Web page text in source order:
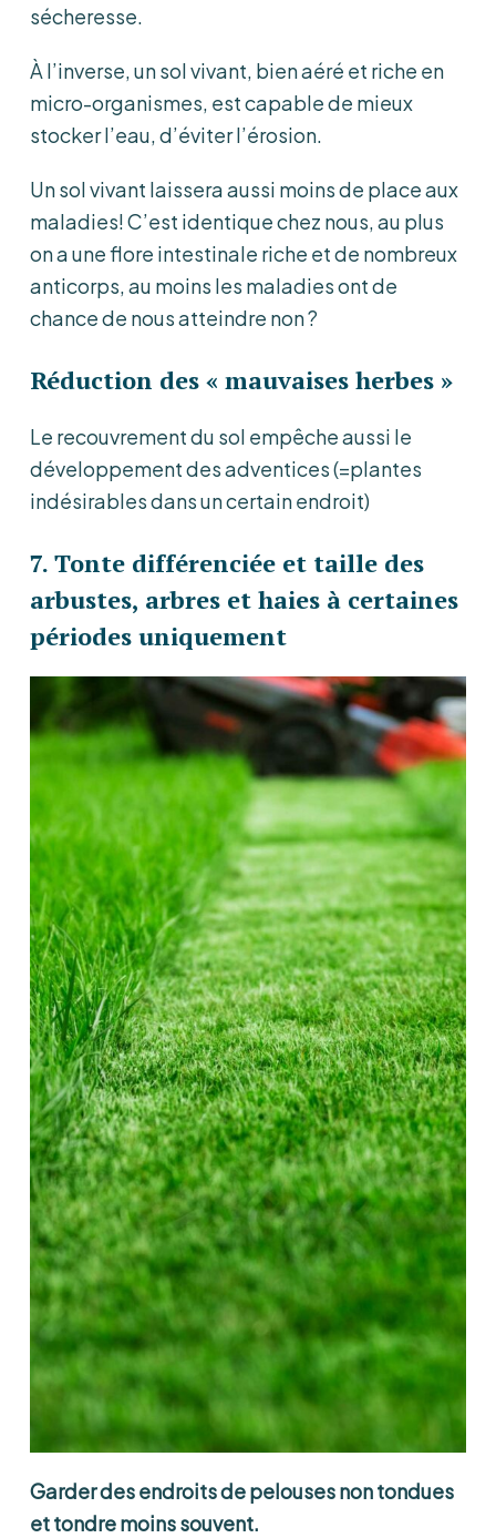
sécheresse.
À l’inverse, un sol vivant, bien aéré et riche en
micro-organismes, est capable de mieux
stocker l’eau, d’éviter l’érosion.
Un sol vivant laissera aussi moins de place aux
maladies! C’est identique chez nous, au plus
on a une flore intestinale riche et de nombreux
anticorps, au moins les maladies ont de
chance de nous atteindre non ?
Réduction des « mauvaises herbes »
Le recouvrement du sol empêche aussi le
développement des adventices (=plantes
indésirables dans un certain endroit)
7. Tonte différenciée et taille des
arbustes, arbres et haies à certaines
périodes uniquement
Garder des endroits de pelouses non tondues
et tondre moins souvent.